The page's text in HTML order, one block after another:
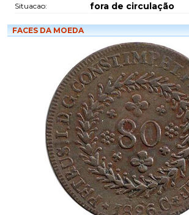
Situacao: fora de circulação
FACES DA MOEDA